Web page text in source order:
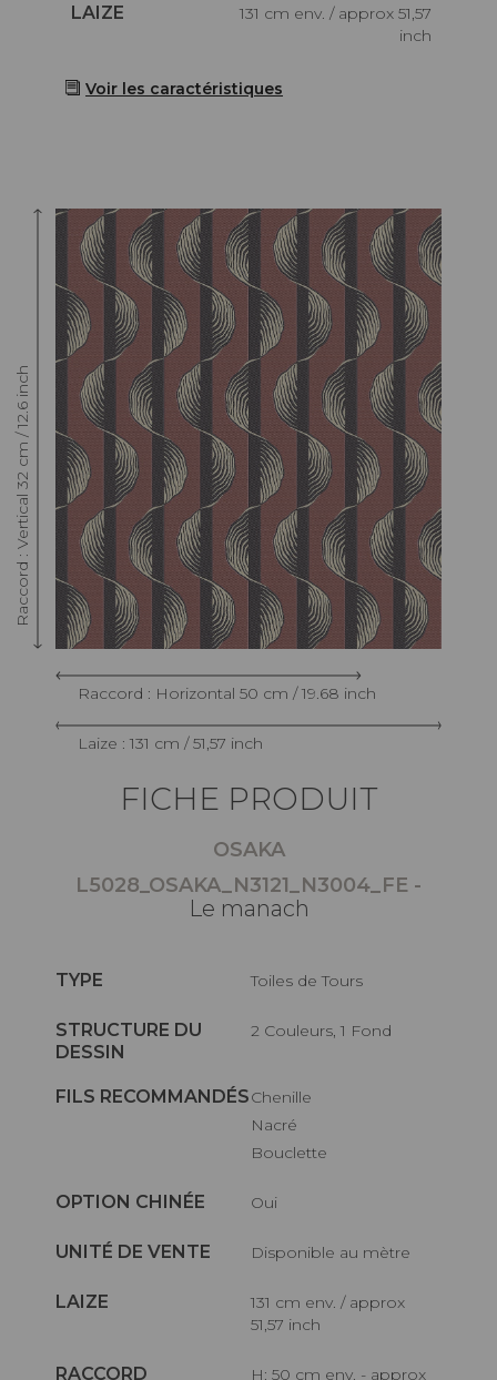
Caractéristiques
LAIZE
131 cm env. / approx 51,57
inch
Voir les caractéristiques
Raccord : Vertical 32 cm / 12.6 inch
Raccord : Horizontal 50 cm / 19.68 inch
Laize : 131 cm / 51,57 inch
FICHE PRODUIT
OSAKA
L5028_OSAKA_N3121_N3004_FE -
Le manach
TYPE Toiles de Tours
STRUCTURE DU
DESSIN
2 Couleurs, 1 Fond
FILS RECOMMANDÉS
Chenille
Nacré
Bouclette
OPTION CHINÉE Oui
UNITÉ DE VENTE Disponible au mètre
LAIZE
131 cm env. / approx
51,57 inch
RACCORD H: 50 cm env. - approx